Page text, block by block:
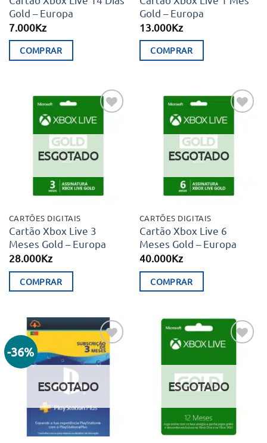
Gold – Europa
7.000Kz
COMPRAR
Gold – Europa
13.000Kz
COMPRAR
Adicionar
aos meus
desejos
ESGOTADO
CARTÕES DIGITAIS
Cartão Xbox Live 3
Meses Gold – Europa
28.000Kz
COMPRAR
Adicionar
aos meus
desejos
ESGOTADO
CARTÕES DIGITAIS
Cartão Xbox Live 6
Meses Gold – Europa
40.000Kz
COMPRAR
-36%
Adicionar
aos meus
ESGOTADO
aos meus
desejos
ESGOTADO